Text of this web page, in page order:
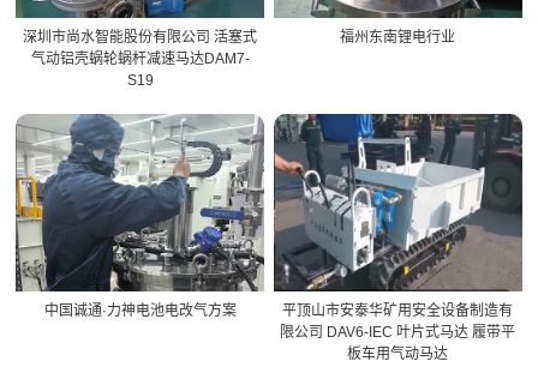
深圳市尚水智能股份有限公司 活塞式
气动铝壳蜗轮蜗杆减速马达DAM7-
S19
福州东南锂电行业
中国诚通·力神电池电改气方案
平顶山市安泰华矿用安全设备制造有
限公司 DAV6-IEC 叶片式马达 履带平
板车用气动马达